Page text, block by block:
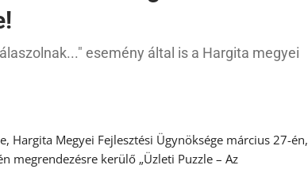
esemény által is a Hargita megyei
Hargita Megyei Fejlesztési Ügynöksége március 27-én,
megrendezésre kerülő „Üzleti Puzzle – Az